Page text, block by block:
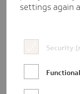
Ausbildungsplatz
settings again
Security